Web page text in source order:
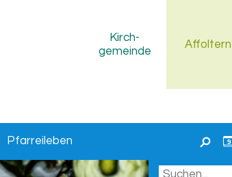
Kirch-
gemeinde
Affoltern
9
Pfarreileben